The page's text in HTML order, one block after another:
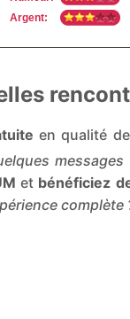
en qualité
et bénéficiez
complète